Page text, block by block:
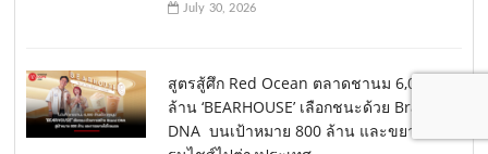
July 30, 2026
สูตรสู้ศึก Red Ocean ตลาดชานม 6,000
ล้าน ‘BEARHOUSE’ เลือกชนะด้วย Brand
DNA บนเป้าหมาย 800 ล้าน และขยายแฟ